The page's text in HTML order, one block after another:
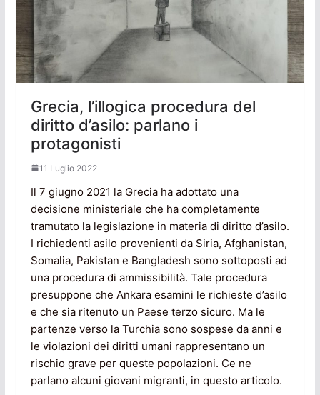
Grecia, l’illogica procedura del
diritto d’asilo: parlano i
protagonisti
11 Luglio 2022
Il 7 giugno 2021 la Grecia ha adottato una
decisione ministeriale che ha completamente
tramutato la legislazione in materia di diritto d’asilo.
I richiedenti asilo provenienti da Siria, Afghanistan,
Somalia, Pakistan e Bangladesh sono sottoposti ad
una procedura di ammissibilità. Tale procedura
presuppone che Ankara esamini le richieste d’asilo
e che sia ritenuto un Paese terzo sicuro. Ma le
partenze verso la Turchia sono sospese da anni e
le violazioni dei diritti umani rappresentano un
rischio grave per queste popolazioni. Ce ne
parlano alcuni giovani migranti, in questo articolo.